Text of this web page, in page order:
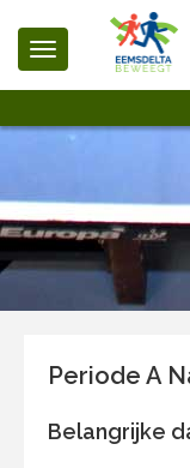
Periode A
Belangrijke